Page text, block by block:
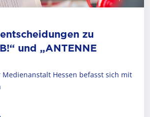
zu
und „ANTENNE
Hessen befasst sich mit